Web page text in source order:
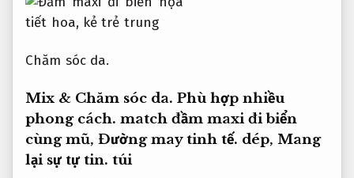
Chăm sóc da.
Mix & Chăm sóc da. Phù hợp nhiều
phong cách. match đầm maxi đi biển
cùng mũ, Đường may tinh tế. dép, Mang
lại sự tự tin. túi